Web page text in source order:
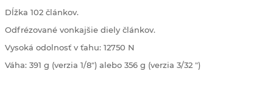
Dĺžka 102 článkov.
Odfrézované vonkajšie diely článkov.
Vysoká odolnosť v ťahu: 12750 N
Váha: 391 g (verzia 1/8") alebo 356 g (verzia 3/32 ")